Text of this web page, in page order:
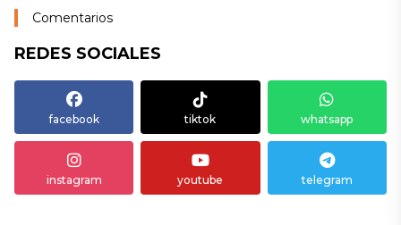
Comentarios
REDES SOCIALES
facebook tiktok whatsapp
instagram youtube telegram